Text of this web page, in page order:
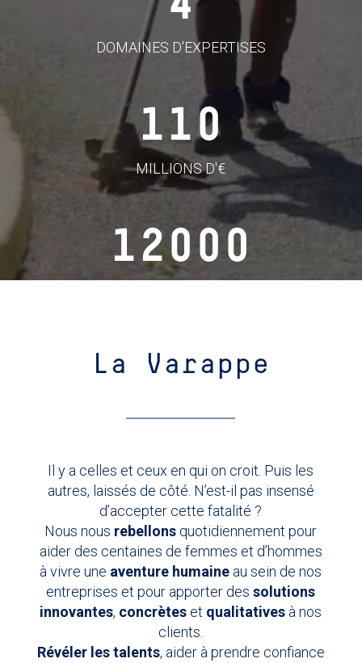
DOMAINES D'EXPERTISES
110
MILLIONS D'€
12000
La Varappe
Il y a celles et ceux en qui on croit. Puis les
autres, laissés de côté. N’est-il pas insensé
d’accepter cette fatalité ?
Nous nous rebellons quotidiennement pour
aider des centaines de femmes et d’hommes
à vivre une aventure humaine au sein de nos
entreprises et pour apporter dessolutions
innovantes, concrètes et qualitatives à nos
clients.
Révéler les talents, aider à prendre confiance